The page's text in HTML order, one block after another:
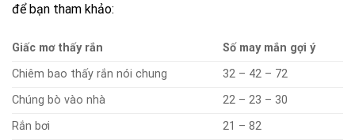
để bạn tham khảo:
Giấc mơ thấy rắn
Số may mắn gợi ý
Chiêm bao thấy rắn nói chung
​​32 – 42 – 72
Chúng bò vào nhà
22 – 23 – 30
Rắn bơi
21 – 82